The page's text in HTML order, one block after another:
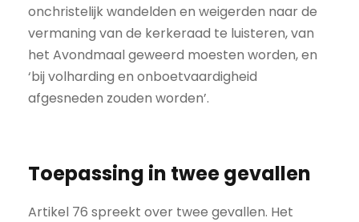
onchristelijk wandelden en weigerden naar de
vermaning van de kerkeraad te luisteren, van
het Avondmaal geweerd moesten worden, en
‘bij volharding en onboetvaardigheid
afgesneden zouden worden’.
Toepassing in twee gevallen
Artikel 76 spreekt over twee gevallen. Het